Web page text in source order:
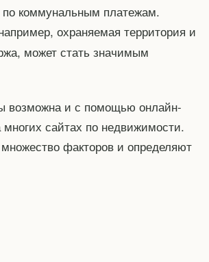
по коммунальным платежам.
охраняемая территория и
может стать значимым
возможна и с помощью онлайн-
многих сайтах по недвижимости.
факторов и определяют